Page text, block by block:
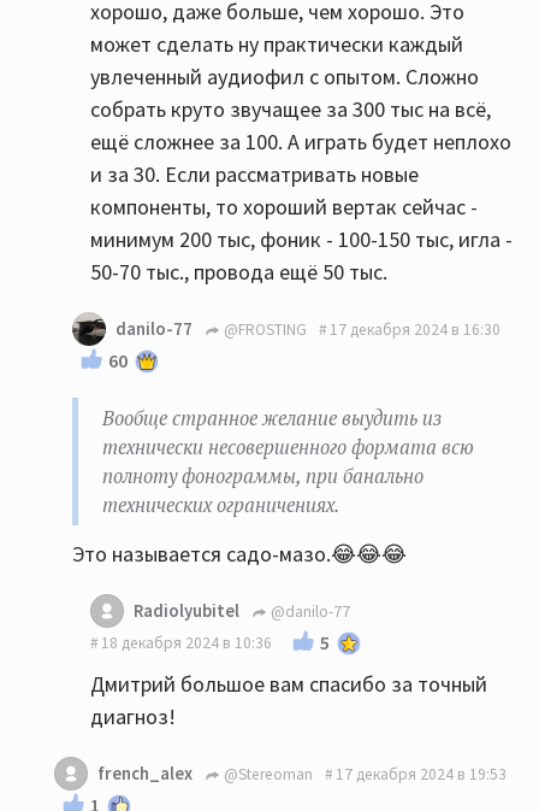
хорошо, даже больше, чем хорошо. Это
может сделать ну практически каждый
увлеченный аудиофил с опытом. Сложно
собрать круто звучащее за 300 тыс на всё,
ещё сложнее за 100. А играть будет неплохо
и за 30. Если рассматривать новые
компоненты, то хороший вертак сейчас -
минимум 200 тыс, фоник - 100-150 тыс, игла -
50-70 тыс., провода ещё 50 тыс.
danilo-77 @FROSTING 17 декабря 2024 в 16:30
60
Вообще странное желание выудить из
технически несовершенного формата всю
полноту фонограммы, при банально
технических ограничениях.
Это называется садо-мазо.😂😂😂
Radiolyubitel
@danilo-77
18 декабря 2024 в 10:36
5
Дмитрий большое вам спасибо за точный
диагноз!
french_alex @Stereoman 17 декабря 2024 в 19:53
1